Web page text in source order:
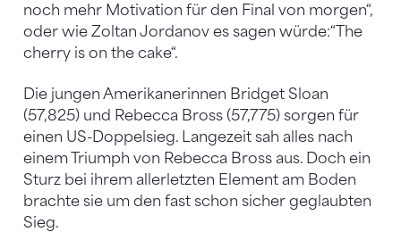
noch mehr Motivation für den Final von morgen“,
oder wie Zoltan Jordanov es sagen würde:“The
cherry is on the cake“.
Die jungen Amerikanerinnen Bridget Sloan
(57,825) und Rebecca Bross (57,775) sorgen für
einen US-Doppelsieg. Langezeit sah alles nach
einem Triumph von Rebecca Bross aus. Doch ein
Sturz bei ihrem allerletzten Element am Boden
brachte sie um den fast schon sicher geglaubten
Sieg.